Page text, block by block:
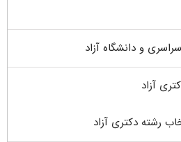
و دانشگاه آزاد
آزاد
رشته دکتری آزاد